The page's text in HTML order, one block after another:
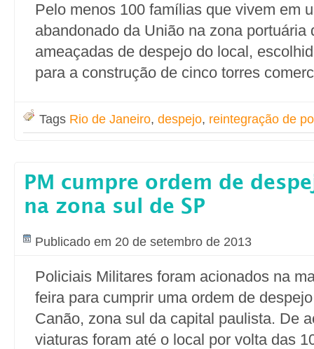
Pelo menos 100 famílias que vivem em
abandonado da União na zona portuária
ameaçadas de despejo do local,
para a construção de cinco torres
Tags Rio de Janeiro, despejo, reintegração de
PM cumpre ordem de
na zona sul de SP
Publicado em 20 de setembro de 2013
Policiais Militares foram acionados na
feira para cumprir uma ordem de
Canão, zona sul da capital paulista. De
viaturas foram até o local por volta das